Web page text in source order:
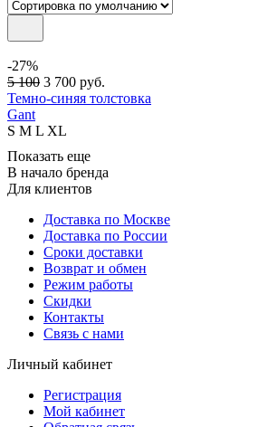
-27%
5 100 3 700 руб.
Темно-синяя толстовка
Gant
S M L XL
Показать еще
В начало бренда
Для клиентов
Доставка по Москве
Доставка по России
Сроки доставки
Возврат и обмен
Режим работы
Скидки
Контакты
Связь с нами
Личный кабинет
Регистрация
Мой кабинет